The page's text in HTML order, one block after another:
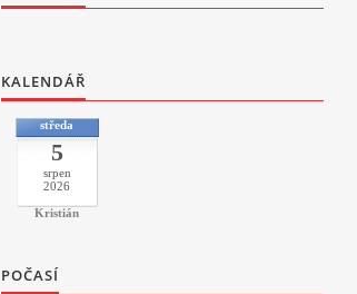
KALENDÁŘ
středa
5
srpen
2026
Kristián
POČASÍ